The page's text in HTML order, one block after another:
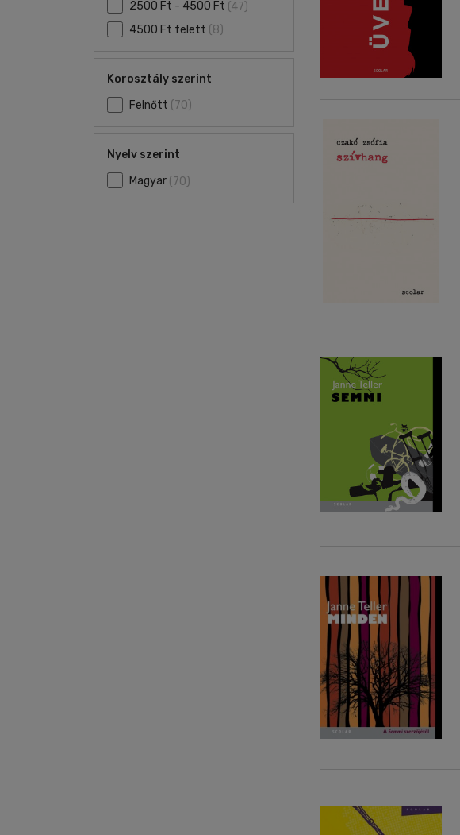
2500 Ft - 4500 Ft (47)
4500 Ft felett (8)
Korosztály szerint
Felnőtt (70)
Nyelv szerint
Magyar (70)